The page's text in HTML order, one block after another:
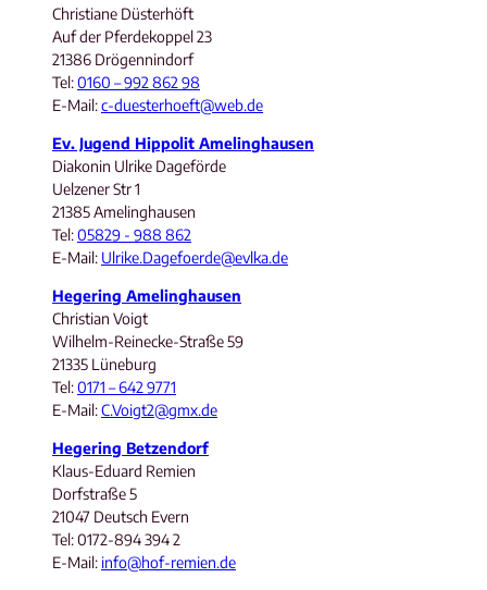
Christiane Düsterhöft
Auf der Pferdekoppel 23
21386 Drögennindorf
Tel:0160 – 992 862 98
E-Mail:c-duesterhoeft@web.de
Ev. Jugend Hippolit Amelinghausen
Diakonin Ulrike Dageförde
Uelzener Str 1
21385 Amelinghausen
Tel:05829 - 988 862
E-Mail: Ulrike.Dagefoerde@evlka.de
Hegering Amelinghausen
Christian Voigt
Wilhelm-Reinecke-Straße 59
21335 Lüneburg
Tel:0171 – 642 9771
E-Mail:C.Voigt2@gmx.de
Hegering Betzendorf
Klaus-Eduard Remien
Dorfstraße 5
21047 Deutsch Evern
Tel: 0172-894 394 2
E-Mail: info@hof-remien.de